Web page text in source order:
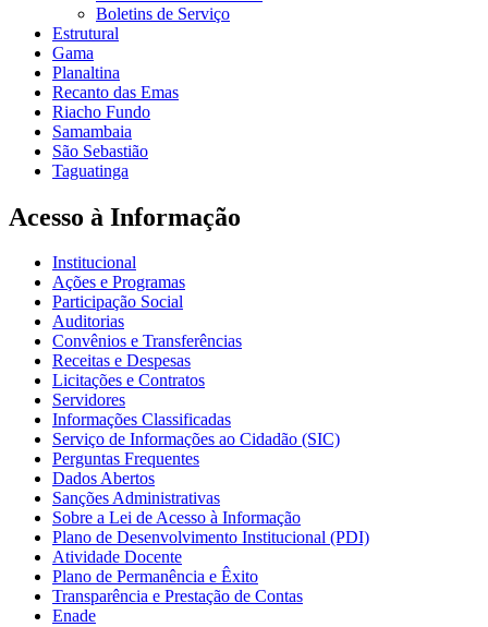
Boletins de Serviço
Estrutural
Gama
Planaltina
Recanto das Emas
Riacho Fundo
Samambaia
São Sebastião
Taguatinga
Acesso à Informação
Institucional
Ações e Programas
Participação Social
Auditorias
Convênios e Transferências
Receitas e Despesas
Licitações e Contratos
Servidores
Informações Classificadas
Serviço de Informações ao Cidadão (SIC)
Perguntas Frequentes
Dados Abertos
Sanções Administrativas
Sobre a Lei de Acesso à Informação
Plano de Desenvolvimento Institucional (PDI)
Atividade Docente
Plano de Permanência e Êxito
Transparência e Prestação de Contas
Enade